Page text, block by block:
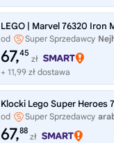
od Super Sprzedawcy
67,45
zł
+ 11,99 zł dostawa
od Super Sprzedawcy
67,88
zł